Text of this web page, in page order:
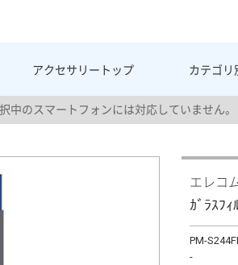
アクセサリー トップ カテゴリ
中のスマートフォンには対応していません。
エレコ
ｶﾞﾗｽﾌ
PM-
-